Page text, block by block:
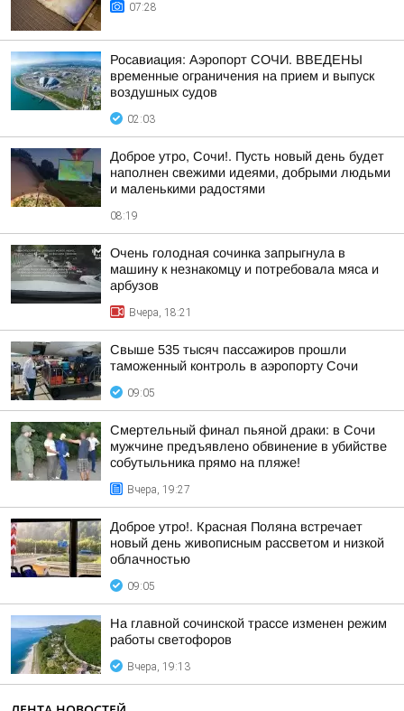
07:28
Росавиация: Аэропорт СОЧИ. ВВЕДЕНЫ
временные ограничения на прием и выпуск
воздушных судов
02:03
Доброе утро, Сочи!. Пусть новый день будет
наполнен свежими идеями, добрыми людьми
и маленькими радостями
08:19
Очень голодная сочинка запрыгнула в
машину к незнакомцу и потребовала мяса и
арбузов
Вчера, 18:21
Свыше 535 тысяч пассажиров прошли
таможенный контроль в аэропорту Сочи
09:05
Смертельный финал пьяной драки: в Сочи
мужчине предъявлено обвинение в убийстве
собутыльника прямо на пляже!
Вчера, 19:27
Доброе утро!. Красная Поляна встречает
новый день живописным рассветом и низкой
облачностью
09:05
На главной сочинской трассе изменен режим
работы светофоров
Вчера, 19:13